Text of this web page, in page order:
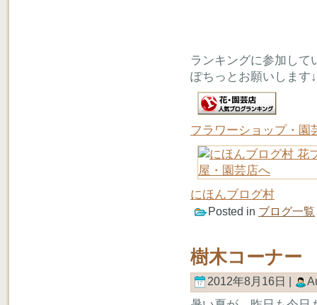
ランキングに参加して
ぽちっとお願いします↓
フラワーショップ・園
にほんブログ村
Posted in ブログ一覧
樹木コーナー
2012年8月16日 |